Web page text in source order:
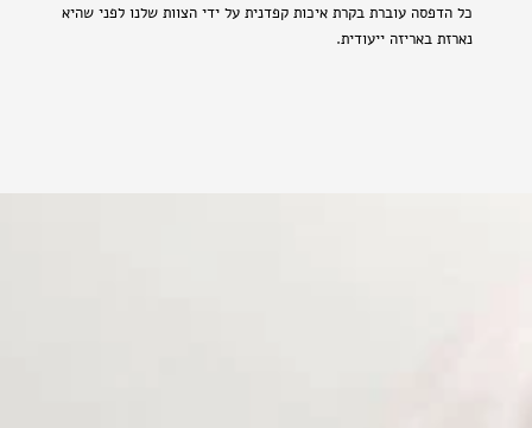
כל הדפסה עוברת בקרת איכות קפדנית על ידי הצוות שלנו לפני שהיא
נארזת באריזה ייעודית.